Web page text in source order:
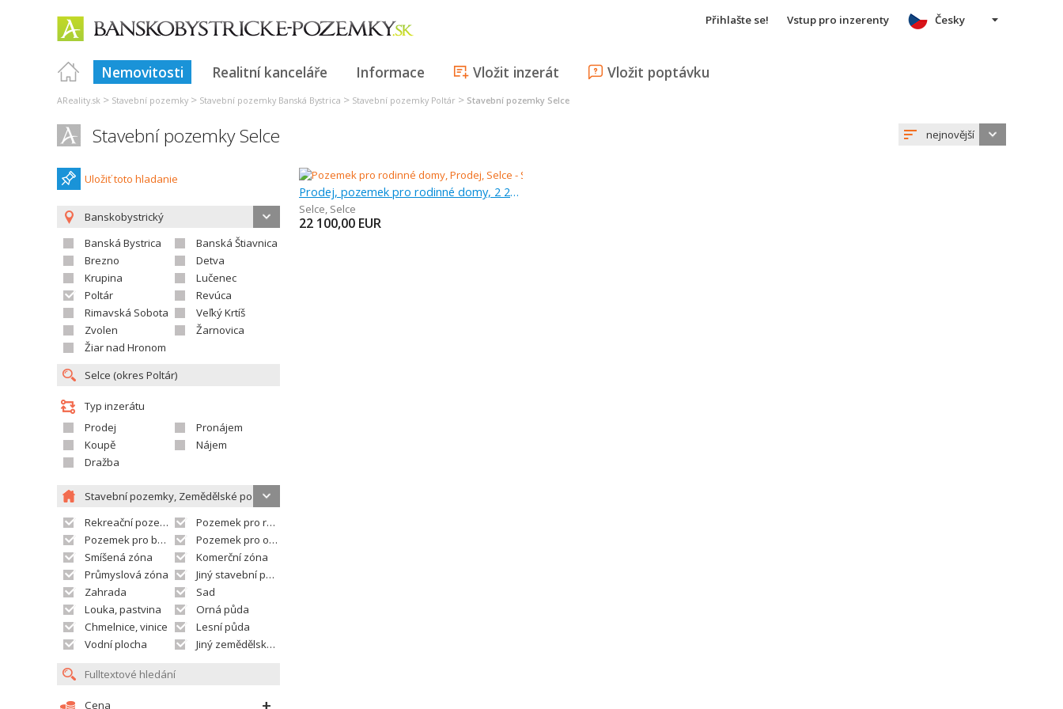
Přihlašte se! Vstup pro inzerenty
Nemovitosti Realitní kanceláře Informace Vložit inzerát Vložit poptávku
Česky
AReality.sk > Stavební pozemky > Stavební pozemky Banská Bystrica > Stavební pozemky Poltár > Stavební pozemky Selce
Stavební pozemky Selce nejnovější
Uložiť toto hladanie
Banskobystrický
Banská Bystrica
Banská Štiavnica
Brezno
Detva
Krupina
Lučenec
Poltár
Revúca
Rimavská Sobota
Veľký Krtíš
Zvolen
Žarnovica
Žiar nad Hronom
Typ inzerátu
Prodej
Pronájem
Koupě
Nájem
Dražba
Stavební pozemky, Zemědělské pozemky
Rekreační pozemek
Pozemek pro rodinné domy
Pozemek pro bytovou výstavbu
Pozemek pro občanskou vybavenost
Smíšená zóna
Komerční zóna
Průmyslová zóna
Jiný stavební pozemek
Zahrada
Sad
Louka, pastvina
Orná půda
Chmelnice, vinice
Lesní půda
Vodní plocha
Jiný zemědělský pozemek
Cena
Prodej, pozemek pro rodinné domy, 2 220 m
Selce, Selce
22 100,00 EUR